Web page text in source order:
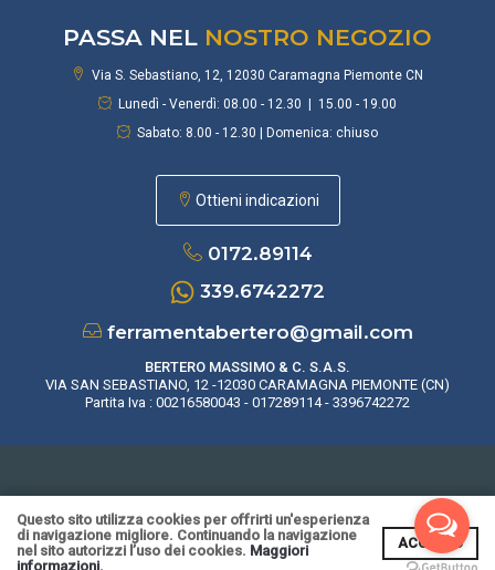
PASSA NEL NOSTRO NEGOZIO
Via S. Sebastiano, 12, 12030 Caramagna Piemonte CN
Lunedì - Venerdì: 08.00 - 12.30 | 15.00 - 19.00
Sabato: 8.00 - 12.30 | Domenica: chiuso
Ottieni indicazioni
0172.89114
339.6742272
ferramentabertero@gmail.com
BERTERO MASSIMO & C. S.A.S.
VIA SAN SEBASTIANO, 12 -12030 CARAMAGNA PIEMONTE (CN)
Partita Iva : 00216580043 - 017289114 - 3396742272
Cookie Policy| CONDIZIONI DI VENDITA | Realizzato da
Web|Area Riservata
Questo sito utilizza cookies per offrirti un'esperienza
di navigazione migliore. Continuando la navigazione
nel sito autorizzi l’uso dei cookies. Maggiori
informazioni.
ACCETTO